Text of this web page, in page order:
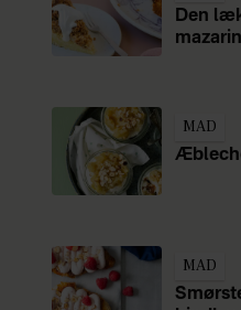
Den
MAD
MAD